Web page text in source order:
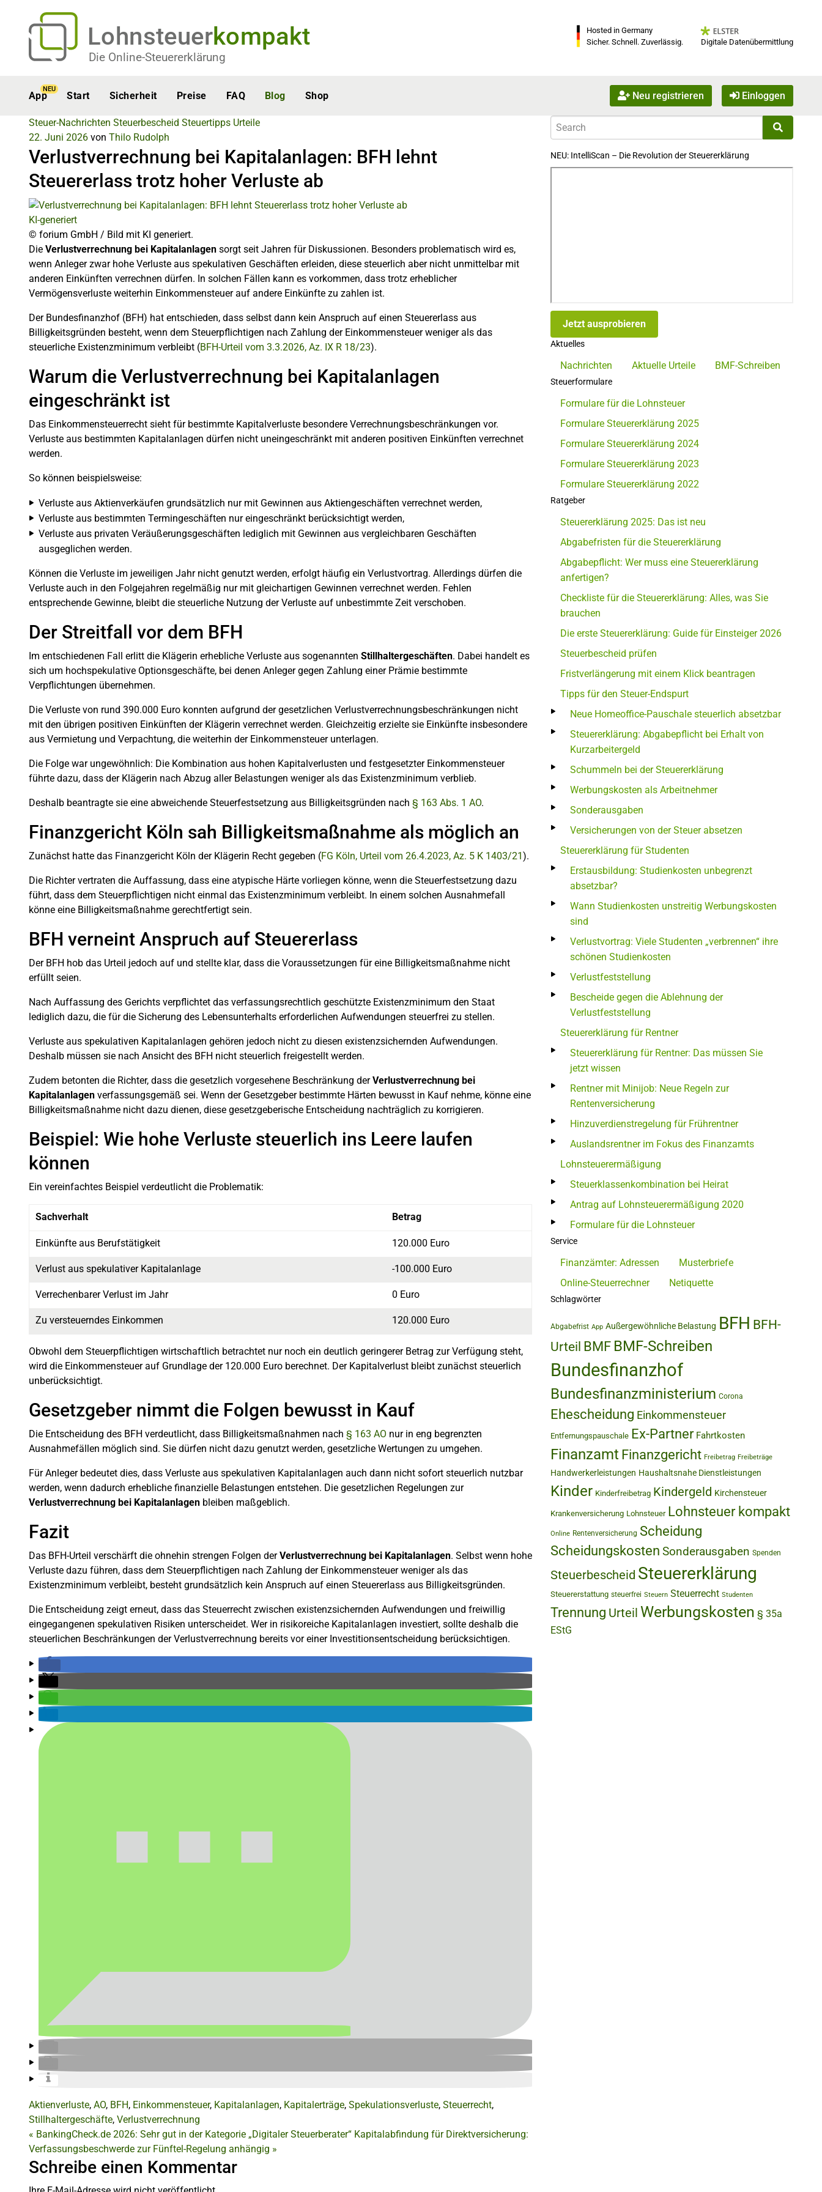
Lohnsteuerkompakt
Die Online-Steuererklärung
Hosted in Germany
Sicher. Schnell. Zuverlässig.
Digitale Datenübermittlung
App
NEU
Start Sicherheit Preise FAQ Blog Shop Neu registrieren Einloggen
Steuer-Nachrichten Steuerbescheid Steuertipps Urteile
22. Juni 2026 von Thilo Rudolph
Verlustverrechnung bei Kapitalanlagen: BFH lehnt
Steuererlass trotz hoher Verluste ab
KI-generiert
© forium GmbH / Bild mit KI generiert.
Die Verlustverrechnung bei Kapitalanlagen sorgt seit Jahren für Diskussionen. Besonders problematisch wird es,
wenn Anleger zwar hohe Verluste aus spekulativen Geschäften erleiden, diese steuerlich aber nicht unmittelbar mit
anderen Einkünften verrechnen dürfen. In solchen Fällen kann es vorkommen, dass trotz erheblicher
Vermögensverluste weiterhin Einkommensteuer auf andere Einkünfte zu zahlen ist.
Der Bundesfinanzhof (BFH) hat entschieden, dass selbst dann kein Anspruch auf einen Steuererlass aus
Billigkeitsgründen besteht, wenn dem Steuerpflichtigen nach Zahlung der Einkommensteuer weniger als das
steuerliche Existenzminimum verbleibt (BFH-Urteil vom 3.3.2026, Az. IX R 18/23).
Warum die Verlustverrechnung bei Kapitalanlagen
eingeschränkt ist
Das Einkommensteuerrecht sieht für bestimmte Kapitalverluste besondere Verrechnungsbeschränkungen vor.
Verluste aus bestimmten Kapitalanlagen dürfen nicht uneingeschränkt mit anderen positiven Einkünften verrechnet
werden.
So können beispielsweise:
Verluste aus Aktienverkäufen grundsätzlich nur mit Gewinnen aus Aktiengeschäften verrechnet werden,
Verluste aus bestimmten Termingeschäften nur eingeschränkt berücksichtigt werden,
Verluste aus privaten Veräußerungsgeschäften lediglich mit Gewinnen aus vergleichbaren Geschäften
ausgeglichen werden.
Können die Verluste im jeweiligen Jahr nicht genutzt werden, erfolgt häufig ein Verlustvortrag. Allerdings dürfen die
Verluste auch in den Folgejahren regelmäßig nur mit gleichartigen Gewinnen verrechnet werden. Fehlen
entsprechende Gewinne, bleibt die steuerliche Nutzung der Verluste auf unbestimmte Zeit verschoben.
Der Streitfall vor dem BFH
Im entschiedenen Fall erlitt die Klägerin erhebliche Verluste aus sogenannten Stillhaltergeschäften. Dabei handelt es
sich um hochspekulative Optionsgeschäfte, bei denen Anleger gegen Zahlung einer Prämie bestimmte
Verpflichtungen übernehmen.
Die Verluste von rund 390.000 Euro konnten aufgrund der gesetzlichen Verlustverrechnungsbeschränkungen nicht
mit den übrigen positiven Einkünften der Klägerin verrechnet werden. Gleichzeitig erzielte sie Einkünfte insbesondere
aus Vermietung und Verpachtung, die weiterhin der Einkommensteuer unterlagen.
Die Folge war ungewöhnlich: Die Kombination aus hohen Kapitalverlusten und festgesetzter Einkommensteuer
führte dazu, dass der Klägerin nach Abzug aller Belastungen weniger als das Existenzminimum verblieb.
Deshalb beantragte sie eine abweichende Steuerfestsetzung aus Billigkeitsgründen nach § 163 Abs. 1 AO.
Finanzgericht Köln sah Billigkeitsmaßnahme als möglich an
Zunächst hatte das Finanzgericht Köln der Klägerin Recht gegeben (FG Köln, Urteil vom 26.4.2023, Az. 5 K 1403/21).
Die Richter vertraten die Auffassung, dass eine atypische Härte vorliegen könne, wenn die Steuerfestsetzung dazu
führt, dass dem Steuerpflichtigen nicht einmal das Existenzminimum verbleibt. In einem solchen Ausnahmefall
könne eine Billigkeitsmaßnahme gerechtfertigt sein.
BFH verneint Anspruch auf Steuererlass
Der BFH hob das Urteil jedoch auf und stellte klar, dass die Voraussetzungen für eine Billigkeitsmaßnahme nicht
erfüllt seien.
Nach Auffassung des Gerichts verpflichtet das verfassungsrechtlich geschützte Existenzminimum den Staat
lediglich dazu, die für die Sicherung des Lebensunterhalts erforderlichen Aufwendungen steuerfrei zu stellen.
Verluste aus spekulativen Kapitalanlagen gehören jedoch nicht zu diesen existenzsichernden Aufwendungen.
Deshalb müssen sie nach Ansicht des BFH nicht steuerlich freigestellt werden.
Zudem betonten die Richter, dass die gesetzlich vorgesehene Beschränkung derVerlustverrechnung bei
Kapitalanlagen verfassungsgemäß sei. Wenn der Gesetzgeber bestimmte Härten bewusst in Kauf nehme, könne eine
Billigkeitsmaßnahme nicht dazu dienen, diese gesetzgeberische Entscheidung nachträglich zu korrigieren.
Beispiel: Wie hohe Verluste steuerlich ins Leere laufen
können
Ein vereinfachtes Beispiel verdeutlicht die Problematik:
Sachverhalt Betrag
Einkünfte aus Berufstätigkeit 120.000 Euro
Verlust aus spekulativer Kapitalanlage -100.000 Euro
Verrechenbarer Verlust im Jahr 0 Euro
Zu versteuerndes Einkommen 120.000 Euro
Obwohl dem Steuerpflichtigen wirtschaftlich betrachtet nur noch ein deutlich geringerer Betrag zur Verfügung steht,
wird die Einkommensteuer auf Grundlage der 120.000 Euro berechnet. Der Kapitalverlust bleibt zunächst steuerlich
unberücksichtigt.
Gesetzgeber nimmt die Folgen bewusst in Kauf
Die Entscheidung des BFH verdeutlicht, dass Billigkeitsmaßnahmen nach § 163 AO nur in eng begrenzten
Ausnahmefällen möglich sind. Sie dürfen nicht dazu genutzt werden, gesetzliche Wertungen zu umgehen.
Für Anleger bedeutet dies, dass Verluste aus spekulativen Kapitalanlagen auch dann nicht sofort steuerlich nutzbar
werden, wenn dadurch erhebliche finanzielle Belastungen entstehen. Die gesetzlichen Regelungen zur
Verlustverrechnung bei Kapitalanlagen bleiben maßgeblich.
Fazit
Das BFH-Urteil verschärft die ohnehin strengen Folgen derVerlustverrechnung bei Kapitalanlagen. Selbst wenn hohe
Verluste dazu führen, dass dem Steuerpflichtigen nach Zahlung der Einkommensteuer weniger als das
Existenzminimum verbleibt, besteht grundsätzlich kein Anspruch auf einen Steuererlass aus Billigkeitsgründen.
Die Entscheidung zeigt erneut, dass das Steuerrecht zwischen existenzsichernden Aufwendungen und freiwillig
eingegangenen spekulativen Risiken unterscheidet. Wer in risikoreiche Kapitalanlagen investiert, sollte deshalb die
steuerlichen Beschränkungen der Verlustverrechnung bereits vor einer Investitionsentscheidung berücksichtigen.
Aktienverluste, AO, BFH, Einkommensteuer, Kapitalanlagen, Kapitalerträge, Spekulationsverluste, Steuerrecht,
Stillhaltergeschäfte, Verlustverrechnung
« BankingCheck.de 2026: Sehr gut in der Kategorie „Digitaler Steuerberater“ Kapitalabfindung für Direktversicherung:
Verfassungsbeschwerde zur Fünftel-Regelung anhängig »
Schreibe einen Kommentar
NEU: IntelliScan – Die Revolution der Steuererklärung
Jetzt ausprobieren
Aktuelles
Nachrichten Aktuelle Urteile BMF-Schreiben
Steuerformulare
Formulare für die Lohnsteuer
Formulare Steuererklärung 2025
Formulare Steuererklärung 2024
Formulare Steuererklärung 2023
Formulare Steuererklärung 2022
Ratgeber
Steuererklärung 2025: Das ist neu
Abgabefristen für die Steuererklärung
Abgabepflicht: Wer muss eine Steuererklärung
anfertigen?
Checkliste für die Steuererklärung: Alles, was Sie
brauchen
Die erste Steuererklärung: Guide für Einsteiger 2026
Steuerbescheid prüfen
Fristverlängerung mit einem Klick beantragen
Tipps für den Steuer-Endspurt
Neue Homeoffice-Pauschale steuerlich absetzbar
Steuererklärung: Abgabepflicht bei Erhalt von
Kurzarbeitergeld
Schummeln bei der Steuererklärung
Werbungskosten als Arbeitnehmer
Sonderausgaben
Versicherungen von der Steuer absetzen
Steuererklärung für Studenten
Erstausbildung: Studienkosten unbegrenzt
absetzbar?
Wann Studienkosten unstreitig Werbungskosten
sind
Verlustvortrag: Viele Studenten „verbrennen“ ihre
schönen Studienkosten
Verlustfeststellung
Bescheide gegen die Ablehnung der
Verlustfeststellung
Steuererklärung für Rentner
Steuererklärung für Rentner: Das müssen Sie
jetzt wissen
Rentner mit Minijob: Neue Regeln zur
Rentenversicherung
Hinzuverdienstregelung für Frührentner
Auslandsrentner im Fokus des Finanzamts
Lohnsteuerermäßigung
Steuerklassenkombination bei Heirat
Antrag auf Lohnsteuerermäßigung 2020
Formulare für die Lohnsteuer
Service
Finanzämter: Adressen
Musterbriefe
Online-Steuerrechner
Netiquette
Schlagwörter
Abgabefrist App Außergewöhnliche Belastung BFH BFH-
Urteil BMF BMF-Schreiben
Bundesfinanzhof
Bundesfinanzministerium Corona
Ehescheidung Einkommensteuer
Entfernungspauschale Ex-Partner Fahrtkosten
Finanzamt Finanzgericht Freibetrag Freibeträge
Handwerkerleistungen Haushaltsnahe Dienstleistungen
Kinder Kinderfreibetrag Kindergeld Kirchensteuer
Krankenversicherung Lohnsteuer Lohnsteuer kompakt
Online Rentenversicherung Scheidung
Scheidungskosten Sonderausgaben Spenden
Steuerbescheid Steuererklärung
Steuererstattung steuerfrei Steuern Steuerrecht Studenten
Trennung Urteil Werbungskosten § 35a
EStG